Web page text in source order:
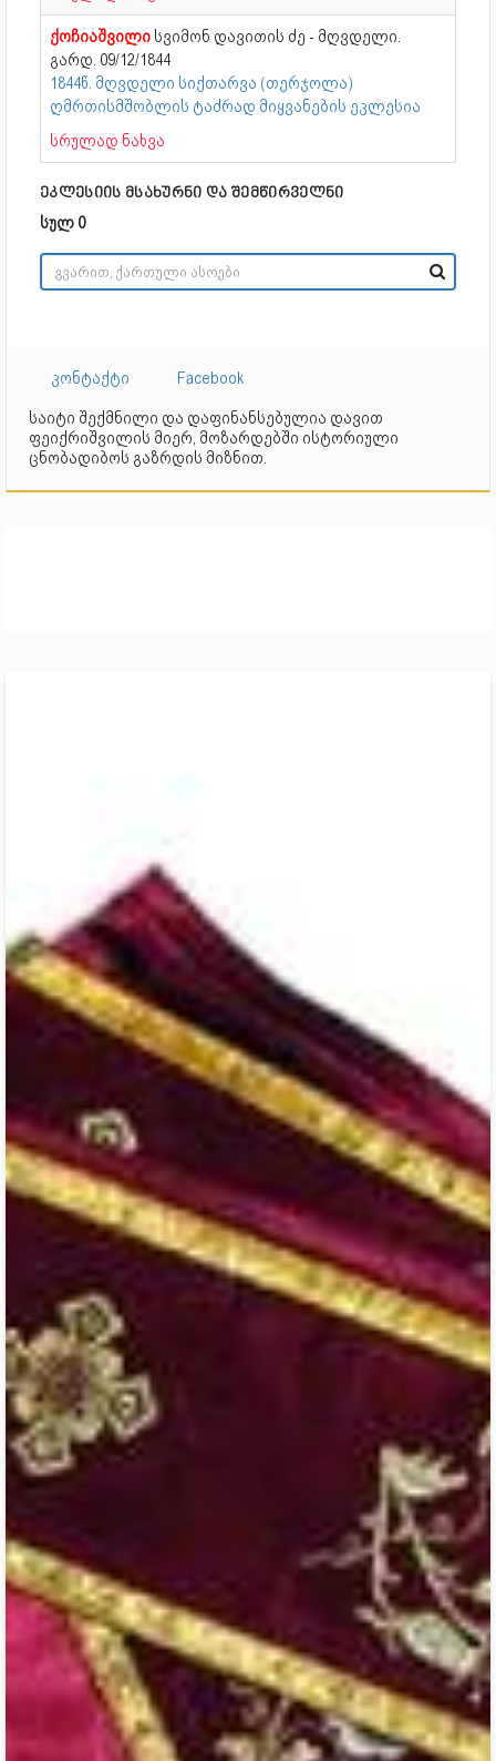
ქოჩიაშვილი სვიმონ დავითის ძე - მღვდელი.
გარდ. 09/12/1844
1844წ. მღვდელი სიქთარვა (თერჯოლა)
ღმრთისმშობლის ტაძრად მიყვანების ეკლესია
სრულად ნახვა
ეკლესიის მსახურნი და შემწირველნი
სულ 0
კონტაქტი
Facebook
საიტი შექმნილი და დაფინანსებულია დავით
ფეიქრიშვილის მიერ, მოზარდებში ისტორიული
ცნობადიბოს გაზრდის მიზნით.